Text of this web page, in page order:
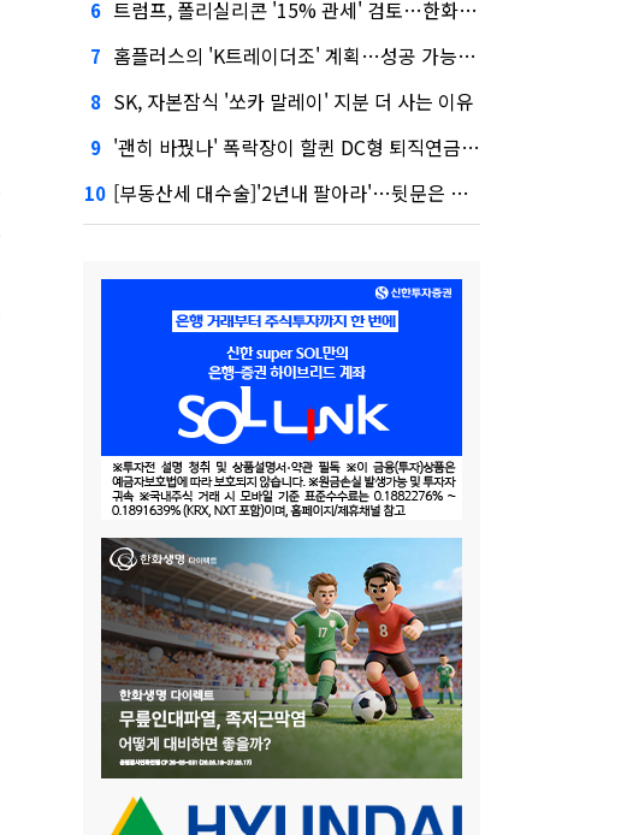
6 트럼프, 폴리실리콘 '15% 관세' 검토…한화큐셀·OCI 영향은?
7 홈플러스의 'K트레이더조' 계획…성공 가능성은 '글쎄'
8 SK, 자본잠식 '쏘카 말레이' 지분 더 사는 이유
9 '괜히 바꿨나' 폭락장이 할퀸 DC형 퇴직연금…전문가 조언은
10 [부동산세 대수술]'2년내 팔아라'…뒷문은 열었다